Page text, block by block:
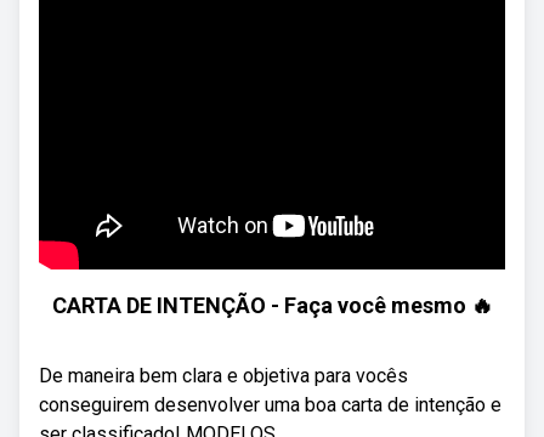
CARTA DE INTENÇÃO - Faça você mesmo 🔥
De maneira bem clara e objetiva para vocês
conseguirem desenvolver uma boa carta de intenção e